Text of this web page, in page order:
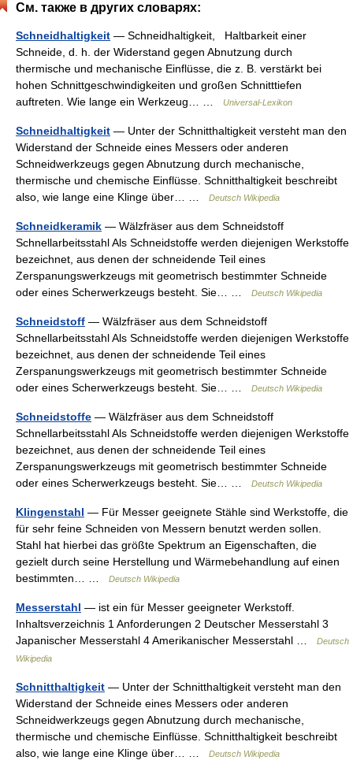
См. также в других словарях:
Schneidhaltigkeit — Schneidhaltigkeit, Haltbarkeit einer
Schneide, d. h. der Widerstand gegen Abnutzung durch
thermische und mechanische Einflüsse, die z. B. verstärkt bei
hohen Schnittgeschwindigkeiten und großen Schnitttiefen
auftreten. Wie lange ein Werkzeug… …
Universal-Lexikon
Schneidhaltigkeit — Unter der Schnitthaltigkeit versteht man den
Widerstand der Schneide eines Messers oder anderen
Schneidwerkzeugs gegen Abnutzung durch mechanische,
thermische und chemische Einflüsse. Schnitthaltigkeit beschreibt
also, wie lange eine Klinge über… …
Deutsch Wikipedia
Schneidkeramik — Wälzfräser aus dem Schneidstoff
Schnellarbeitsstahl Als Schneidstoffe werden diejenigen Werkstoffe
bezeichnet, aus denen der schneidende Teil eines
Zerspanungswerkzeugs mit geometrisch bestimmter Schneide
oder eines Scherwerkzeugs besteht. Sie… …
Deutsch Wikipedia
Schneidstoff — Wälzfräser aus dem Schneidstoff
Schnellarbeitsstahl Als Schneidstoffe werden diejenigen Werkstoffe
bezeichnet, aus denen der schneidende Teil eines
Zerspanungswerkzeugs mit geometrisch bestimmter Schneide
oder eines Scherwerkzeugs besteht. Sie… …
Deutsch Wikipedia
Schneidstoffe — Wälzfräser aus dem Schneidstoff
Schnellarbeitsstahl Als Schneidstoffe werden diejenigen Werkstoffe
bezeichnet, aus denen der schneidende Teil eines
Zerspanungswerkzeugs mit geometrisch bestimmter Schneide
oder eines Scherwerkzeugs besteht. Sie… …
Deutsch Wikipedia
Klingenstahl — Für Messer geeignete Stähle sind Werkstoffe, die
für sehr feine Schneiden von Messern benutzt werden sollen.
Stahl hat hierbei das größte Spektrum an Eigenschaften, die
gezielt durch seine Herstellung und Wärmebehandlung auf einen
bestimmten… …
Deutsch Wikipedia
Messerstahl — ist ein für Messer geeigneter Werkstoff.
Inhaltsverzeichnis 1 Anforderungen 2 Deutscher Messerstahl 3
Japanischer Messerstahl 4 Amerikanischer Messerstahl …
Deutsch
Wikipedia
Schnitthaltigkeit — Unter der Schnitthaltigkeit versteht man den
Widerstand der Schneide eines Messers oder anderen
Schneidwerkzeugs gegen Abnutzung durch mechanische,
thermische und chemische Einflüsse. Schnitthaltigkeit beschreibt
also, wie lange eine Klinge über… …
Deutsch Wikipedia